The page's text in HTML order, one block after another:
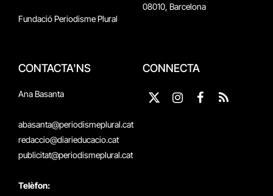
Fundació Periodisme Plural
08010, Barcelona
CONTACTA'NS
Ana Basanta
abasanta@periodismeplural.cat
redaccio@diarieducacio.cat
publicitat@periodismeplural.cat
Telèfon:
CONNECTA
X
InstagramFacebook
RSS